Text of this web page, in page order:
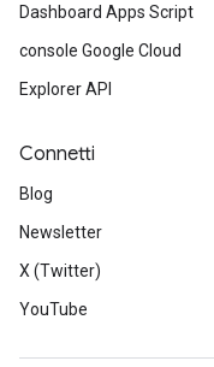
Dashboard Apps Script
console Google Cloud
Explorer API
Connetti
Blog
Newsletter
X (Twitter)
YouTube